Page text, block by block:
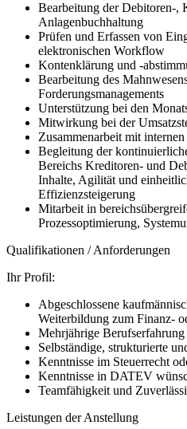
Bearbeitung der Debitoren-,
Anlagenbuchhaltung
Prüfen und Erfassen von
elektronischen Workflow
Kontenklärung und -
Bearbeitung des
Forderungsmanagements
Unterstützung bei den
Mitwirkung bei der
Zusammenarbeit mit
Begleitung der
Bereichs Kreditoren- und
Inhalte, Agilität und
Effizienzsteigerung
Mitarbeit in
Prozessoptimierung,
Qualifikationen / Anforderungen
Ihr Profil:
Abgeschlossene
Weiterbildung zum Finanz-
Mehrjährige
Selbständige, strukturierte
Kenntnisse im Steuerrecht
Kenntnisse in DATEV
Teamfähigkeit und
Leistungen der Anstellung